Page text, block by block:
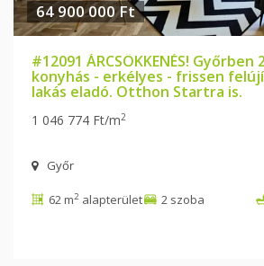
64 900 000 Ft
#12091 ÁRCSÖKKENÉS! Győrben 2 szobás - nagy
konyhás - erkélyes - frissen
lakás eladó. Otthon Startra is.
1 046 774 Ft/m2
Győr
62 m2 alapterület 2 szoba